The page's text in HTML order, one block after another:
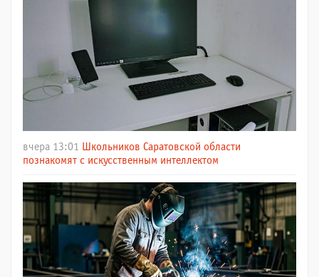
вчера 13:01
Школьников Саратовской области
познакомят с искусственным интеллектом